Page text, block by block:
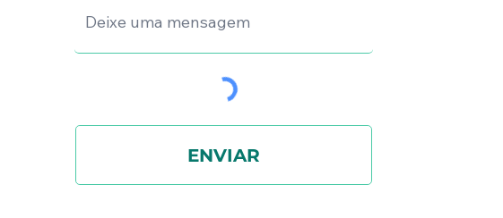
ENVIAR